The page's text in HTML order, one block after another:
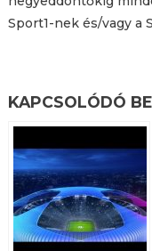
Sport1-nek és/vagy a
KAPCSOLÓDÓ